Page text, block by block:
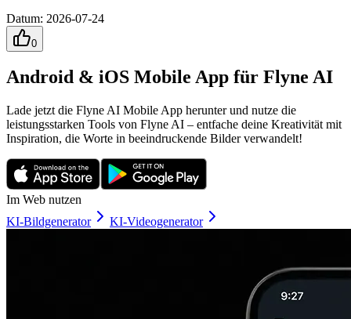
Datum: 2026-07-24
0
Android & iOS Mobile App für Flyne AI
Lade jetzt die Flyne AI Mobile App herunter und nutze die
leistungsstarken Tools von Flyne AI – entfache deine Kreativität mit
Inspiration, die Worte in beeindruckende Bilder verwandelt!
Im Web nutzen
KI-Bildgenerator
KI-Videogenerator